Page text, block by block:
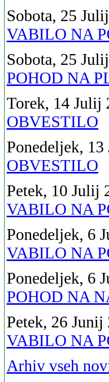
Sobota, 25
VABILO NA
Sobota, 25
POHOD NA
Torek, 14 Julij
OBVESTILO
Ponedeljek,
OBVESTILO
Petek, 10 Julij
VABILO NA
Ponedeljek, 6
VABILO NA
Ponedeljek, 6
POHOD NA
Petek, 26 Junij
VABILO NA
Arhiv vseh